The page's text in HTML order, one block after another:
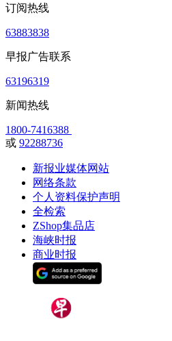
订阅热线
63883838
早报广告联系
63196319
新闻热线
1800-7416388
或 92288736
新报业媒体网站
网络条款
个人资料保护声明
全检索
ZShop集品店
海峡时报
商业时报